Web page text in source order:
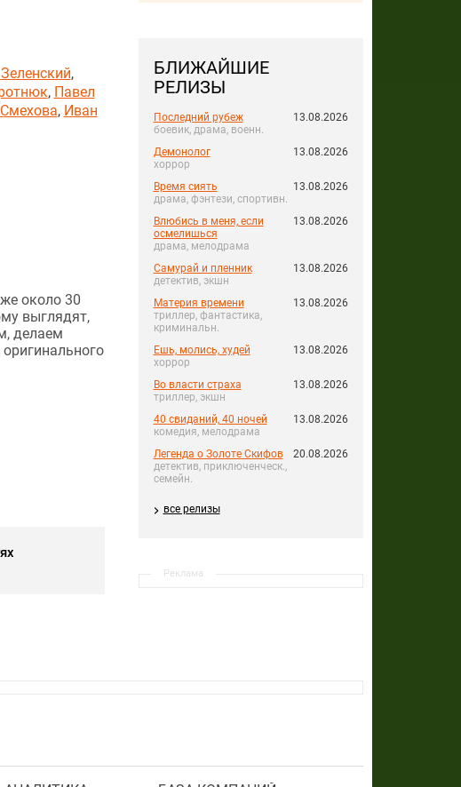
БЛИЖАЙШИЕ
РЕЛИЗЫ
Последний рубеж
боевик, драма, военн.
13.08.2026
Демонолог
хоррор
13.08.2026
Время сиять
драма, фэнтези, спортивн.
13.08.2026
Влюбись в меня, если
осмелишься
драма, мелодрама
13.08.2026
Самурай и пленник
детектив, экшн
13.08.2026
Материя времени
триллер, фантастика,
криминальн.
13.08.2026
Ешь, молись, худей
хоррор
13.08.2026
Во власти страха
триллер, экшн
13.08.2026
40 свиданий, 40 ночей
комедия, мелодрама
13.08.2026
Легенда о Золоте Скифов
детектив, приключенческ.,
семейн.
20.08.2026
все релизы
Реклама
,
, Павел
, Иван
около 30
выглядят,
делаем